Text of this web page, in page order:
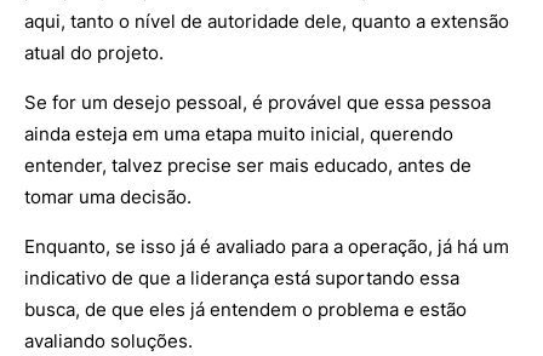
aqui, tanto o nível de autoridade dele, quanto a extensão
atual do projeto.
Se for um desejo pessoal, é provável que essa pessoa
ainda esteja em uma etapa muito inicial, querendo
entender, talvez precise ser mais educado, antes de
tomar uma decisão.
Enquanto, se isso já é avaliado para a operação, já há um
indicativo de que a liderança está suportando essa
busca, de que eles já entendem o problema e estão
avaliando soluções.